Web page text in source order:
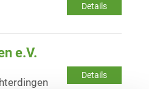
Details
e.V.
Details